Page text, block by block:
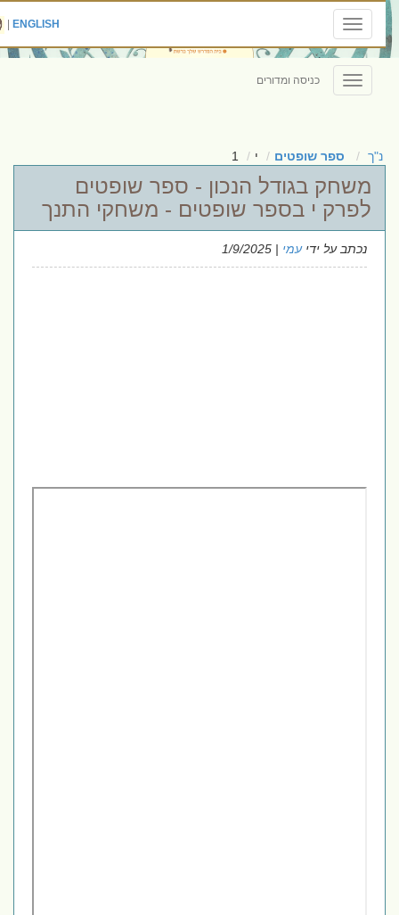
Toggle
navigation
ENGLISH
|
Toggle
navigation
כניסה ומדורים
נ"ך ספר שופטים י 1
משחק בגודל הנכון - ספר שופטים
לפרק י בספר שופטים - משחקי התנך
נכתב על ידיעמי| 1/9/2025